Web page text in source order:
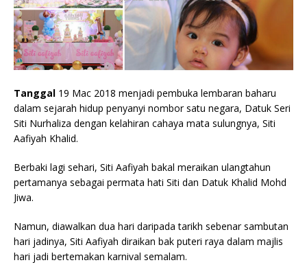
Tanggal 19 Mac 2018 menjadi pembuka lembaran baharu
dalam sejarah hidup penyanyi nombor satu negara, Datuk Seri
Siti Nurhaliza dengan kelahiran cahaya mata sulungnya, Siti
Aafiyah Khalid.
Berbaki lagi sehari, Siti Aafiyah bakal meraikan ulangtahun
pertamanya sebagai permata hati Siti dan Datuk Khalid Mohd
Jiwa.
Namun, diawalkan dua hari daripada tarikh sebenar sambutan
hari jadinya, Siti Aafiyah diraikan bak puteri raya dalam majlis
hari jadi bertemakan karnival semalam.